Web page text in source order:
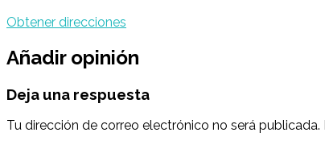
Obtener direcciones
Añadir opinión
Deja una respuesta
Tu dirección de correo electrónico no será publicada.